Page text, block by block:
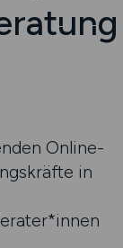
Online-
in